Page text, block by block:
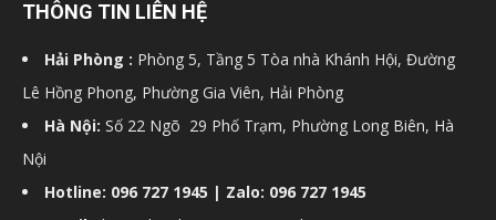
thám
THÔNG TIN LIÊN HỆ
Hải Phòng : Phòng 5, Tầng 5 Tòa nhà Khánh Hội, Đường
Lê Hồng Phong, Phường Gia Viên, Hải Phòng
Hà Nội: Số 22 Ngõ 29 Phố Trạm, Phường Long Biên, Hà
Nội
Hotline: 096 727 1945 | Zalo: 096 727 1945